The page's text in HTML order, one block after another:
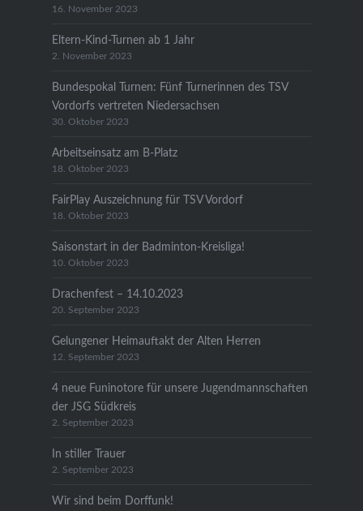
16. November 2023
Eltern-Kind-Turnen ab 1 Jahr
2. November 2023
Bundespokal Turnen: Fünf Turnerinnen des TSV
Vordorfs vertreten Niedersachsen
30. Oktober 2023
Arbeitseinsatz am B-Platz
18. Oktober 2023
FairPlay Auszeichnung für TSV Vordorf
18. Oktober 2023
Saisonstart in der Badminton-Kreisliga!
10. Oktober 2023
Drachenfest – 14.10.2023
20. September 2023
Gelungener Heimauftakt der Alten Herren
12. September 2023
4 neue Funinotore für unsere Jugendmannschaften
der JSG Südkreis
2. September 2023
In stiller Trauer
2. September 2023
Wir sind beim Dorffunk!